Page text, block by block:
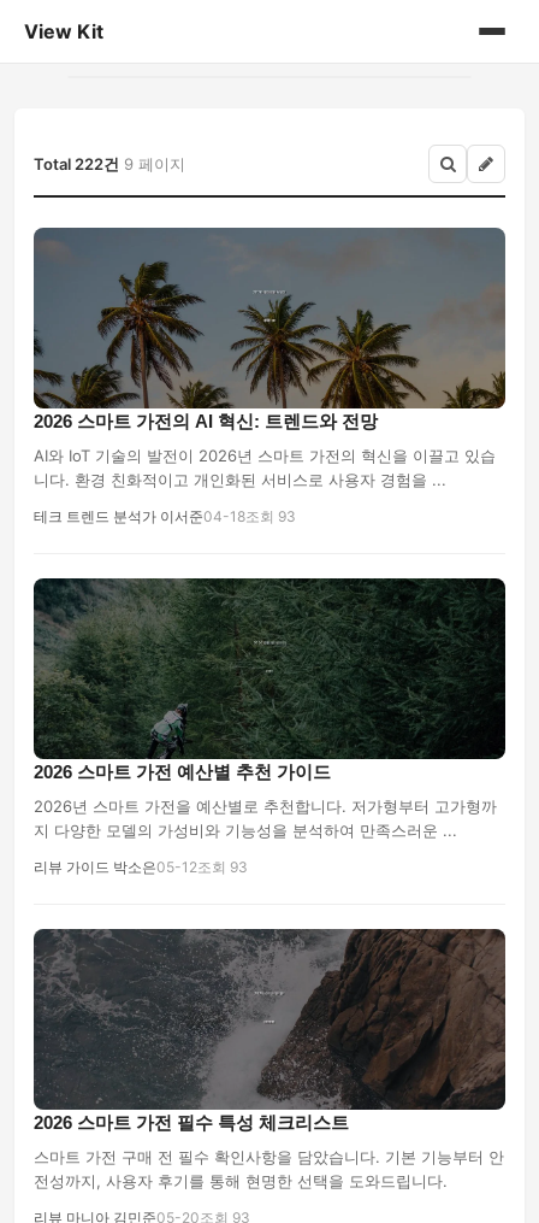
View Kit
게시판
Total 222건 9 페이지
2026 스마트 가전의 AI 혁신: 트렌드와 전망
AI와 IoT 기술의 발전이 2026년 스마트 가전의 혁신을 이끌고 있습
니다. 환경 친화적이고 개인화된 서비스로 사용자 경험을 ...
테크 트렌드 분석가 이서준04-18조회 93
2026 스마트 가전 예산별 추천 가이드
2026년 스마트 가전을 예산별로 추천합니다. 저가형부터 고가형까
지 다양한 모델의 가성비와 기능성을 분석하여 만족스러운 ...
리뷰 가이드 박소은05-12조회 93
2026 스마트 가전 필수 특성 체크리스트
스마트 가전 구매 전 필수 확인사항을 담았습니다. 기본 기능부터 안
전성까지, 사용자 후기를 통해 현명한 선택을 도와드립니다.
리뷰 마니아 김민준05-20조회 93